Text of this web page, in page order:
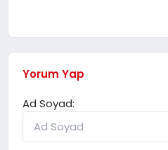
Yorum Yap
Ad Soyad: